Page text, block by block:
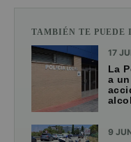
TAMBIÉN TE PUEDE
17
La
a
9